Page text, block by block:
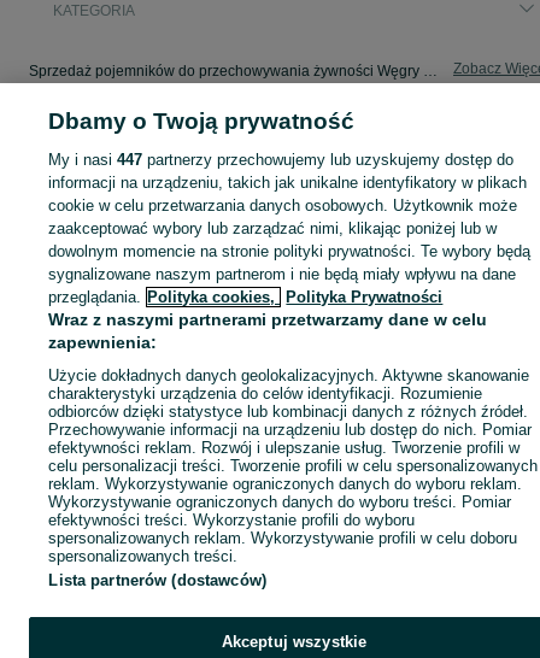
KATEGORIA
Sprzedaż pojemników do przechowywania żywności Węgry ▶️ Szeroki wybór kształtów ✅ Nowe i używane w atrakcyjnych cenach ☝ Sprawdź oferty na OLX.pl! Zobacz
Mapa kategorii
Mapa miejscowości
Mapa ministron
Popularne wyszukiwania
Dbamy o Twoją prywatność
My i nasi447 partnerzy przechowujemy lub uzyskujemy dostęp do
informacji na urządzeniu, takich jak unikalne identyfikatory w plikach
cookie w celu przetwarzania danych osobowych. Użytkownik może
zaakceptować wybory lub zarządzać nimi, klikając poniżej lub w
dowolnym momencie na stronie polityki prywatności. Te wybory będą
sygnalizowane naszym partnerom i nie będą miały wpływu na dane
przeglądania. Polityka cookies, Polityka Prywatności
Wraz z naszymi partnerami przetwarzamy dane w celu
zapewnienia:
Użycie dokładnych danych geolokalizacyjnych. Aktywne skanowanie
charakterystyki urządzenia do celów identyfikacji. Rozumienie
odbiorców dzięki statystyce lub kombinacji danych z różnych źródeł.
Przechowywanie informacji na urządzeniu lub dostęp do nich. Pomiar
efektywności reklam. Rozwój i ulepszanie usług. Tworzenie profili w
celu personalizacji treści. Tworzenie profili w celu spersonalizowanych
reklam. Wykorzystywanie ograniczonych danych do wyboru reklam.
Wykorzystywanie ograniczonych danych do wyboru treści. Pomiar
efektywności treści. Wykorzystanie profili do wyboru
spersonalizowanych reklam. Wykorzystywanie profili w celu doboru
spersonalizowanych treści.
Lista partnerów (dostawców)
Akceptuj wszystkie